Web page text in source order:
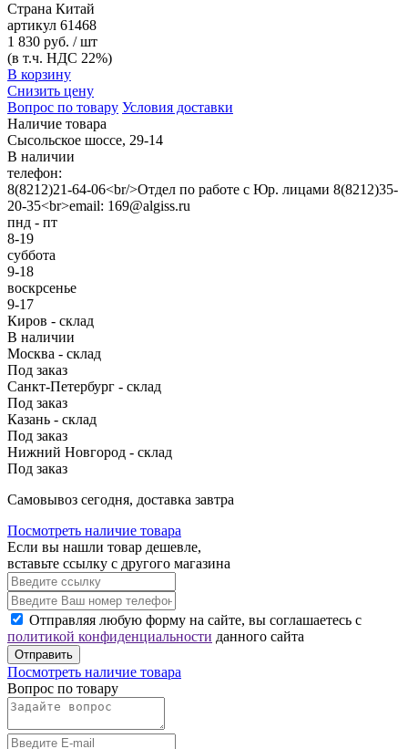
Страна Китай
артикул 61468
1 830 руб. / шт
(в т.ч. НДС 22%)
В корзину
Снизить цену
Вопрос по товару Условия доставки
Наличие товара
Сысольское шоссе, 29-14
В наличии
телефон:
8(8212)21-64-06<br/>Отдел по работе с Юр. лицами 8(8212)35-
20-35<br>email: 169@algiss.ru
пнд - пт
8-19
суббота
9-18
воскрсенье
9-17
Киров - склад
В наличии
Москва - склад
Под заказ
Санкт-Петербург - склад
Под заказ
Казань - склад
Под заказ
Нижний Новгород - склад
Под заказ
Cамовывоз сегодня, доставка завтра
Посмотреть наличие товара
Если вы нашли товар дешевле,
вставьте ссылку с другого магазина
Отправляя любую форму на сайте, вы соглашаетесь с
политикой конфиденциальности данного сайта
Отправить
Посмотреть наличие товара
Вопрос по товару